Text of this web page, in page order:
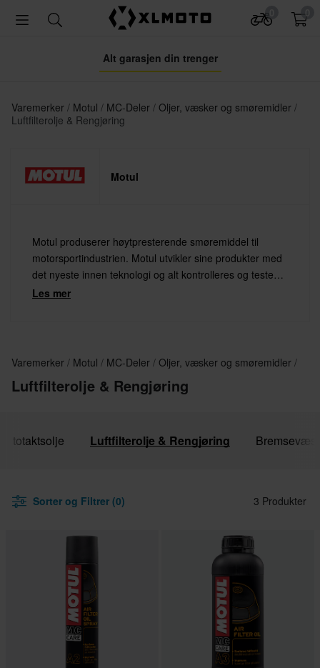
Alt garasjen din trenger
Varemerker Motul MC-Deler Oljer, væsker og smøremidler
Luftfilterolje & Rengjøring
Motul
Motul produserer høytpresterende smøremiddel til
motorsportindustrien. Motul utvikler sine produkter med
det nyeste innen teknologi og alt kontrolleres og testes
under de mest krevende forhold som både
Les mer
Varemerker Motul MC-Deler Oljer, væsker og smøremidler
Luftfilterolje & Rengjøring
totaktsolje Luftfilterolje & Rengjøring
Sorter og Filtrer (0) 3 Produkter